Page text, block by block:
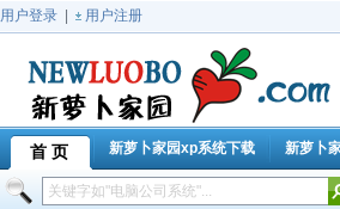
用户登录 用户注册
首 页 新萝卜家园xp系统下载 新萝卜